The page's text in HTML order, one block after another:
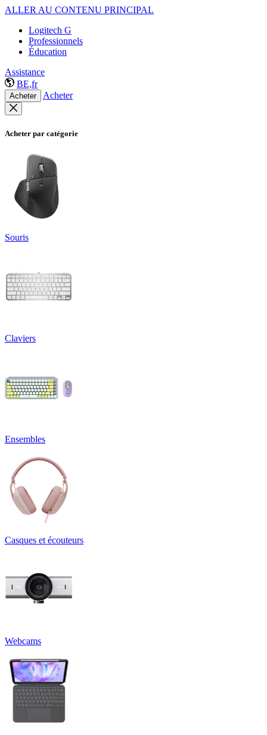
ALLER AU CONTENU PRINCIPAL
Logitech G
Professionnels
Éducation
Assistance
BE,fr
Acheter Acheter
Acheter par catégorie
Souris
Claviers
Ensembles
Casques et écouteurs
Webcams